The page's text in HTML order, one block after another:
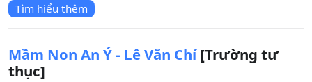
Tìm hiểu thêm
Mầm Non An Ý - Lê Văn Chí[Trường tư
thục]